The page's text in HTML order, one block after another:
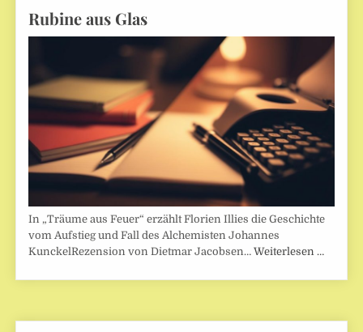
Rubine aus Glas
In „Träume aus Feuer“ erzählt Florien Illies die Geschichte
vom Aufstieg und Fall des Alchemisten Johannes
KunckelRezension von Dietmar Jacobsen…Weiterlesen …